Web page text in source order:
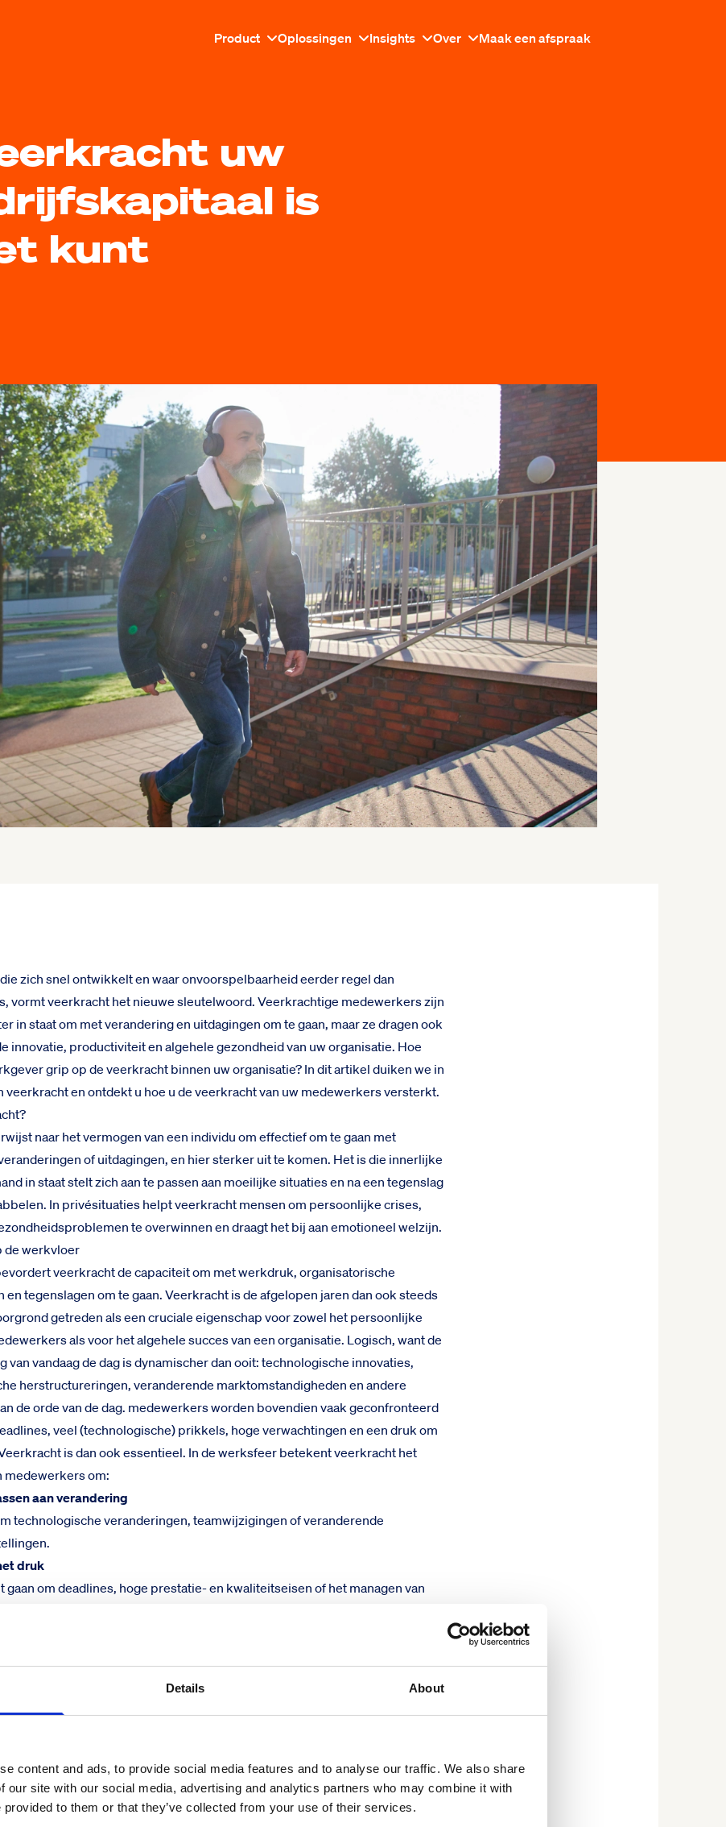
Details About
content and ads, to provide social media features and to analyse our traffic. We also share
our site with our social media, advertising and analytics partners who may combine it with
provided to them or that they’ve collected from your use of their services.
Product
Oplossingen Insights Over Maak een afspraak
uw
is
kunt
zich snel ontwikkelt en waar onvoorspelbaarheid eerder regel dan
vormt veerkracht het nieuwe sleutelwoord. Veerkrachtige medewerkers zijn
in staat om met verandering en uitdagingen om te gaan, maar ze dragen ook
innovatie, productiviteit en algehele gezondheid van uw organisatie. Hoe
grip op de veerkracht binnen uw organisatie? In dit artikel duiken we in
veerkracht en ontdekt u hoe u de veerkracht van uw medewerkers versterkt.
naar het vermogen van een individu om effectief om te gaan met
of uitdagingen, en hier sterker uit te komen. Het is die innerlijke
in staat stelt zich aan te passen aan moeilijke situaties en na een tegenslag
In privésituaties helpt veerkracht mensen om persoonlijke crises,
te overwinnen en draagt het bij aan emotioneel welzijn.
de werkvloer
veerkracht de capaciteit om met werkdruk, organisatorische
en tegenslagen om te gaan. Veerkracht is de afgelopen jaren dan ook steeds
getreden als een cruciale eigenschap voor zowel het persoonlijke
als voor het algehele succes van een organisatie. Logisch, want de
van vandaag de dag is dynamischer dan ooit: technologische innovaties,
herstructureringen, veranderende marktomstandigheden en andere
de orde van de dag. medewerkers worden bovendien vaak geconfronteerd
veel (technologische) prikkels, hoge verwachtingen en een druk om
is dan ook essentieel. In de werksfeer betekent veerkracht het
medewerkers om:
aan verandering
technologische veranderingen, teamwijzigingen of veranderende
druk
gaan om deadlines, hoge prestatie- en kwaliteitseisen of het managen van
een speerpunt zou moeten zijn binnen elke organisatie
van veerkracht op de werkvloer kan helpen om de mentale en emotionele
medewerkers te versterken en behouden. Dit draagt bij aan een hogere
efficiëntie, betere prestaties, minder ziekteverzuim, een betere